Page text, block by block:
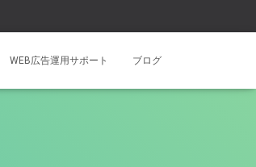
WEB広告運用サポート ブログ